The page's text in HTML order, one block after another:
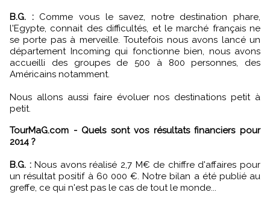
B.G. :Comme vous le savez, notre destination phare,
l'Egypte, connait des difficultés, et le marché français ne
se porte pas à merveille. Toutefois nous avons lancé un
département Incoming qui fonctionne bien, nous avons
accueilli des groupes de 500 à 800 personnes, des
Américains notamment.
Nous allons aussi faire évoluer nos destinations petit à
petit.
TourMaG.com - Quels sont vos résultats financiers pour
2014 ?
B.G. :Nous avons réalisé 2,7 M€ de chiffre d'affaires pour
un résultat positif à 60 000 €. Notre bilan a été publié au
greffe, ce qui n'est pas le cas de tout le monde...